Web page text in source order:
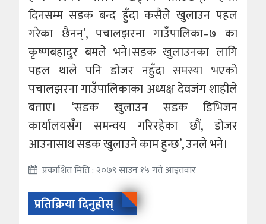
दिनसम्म सडक बन्द हुँदा कसैले खुलाउन पहल
गरेका छैनन्’, पचालझरना गाउँपालिका–७ का
कृष्णबहादुर बमले भने।सडक खुलाउनका लागि
पहल थाले पनि डोजर नहुँदा समस्या भएको
पचालझरना गाउँपालिकाका अध्यक्ष देवजंग शाहीले
बताए। ‘सडक खुलाउन सडक डिभिजन
कार्यालयसँग समन्वय गरिरहेका छौं, डोजर
आउनासाथ सडक खुलाउने काम हुन्छ’, उनले भने।
प्रकाशित मिति : २०७९ साउन १५ गते आइतवार
प्रतिक्रिया दिनुहोस्